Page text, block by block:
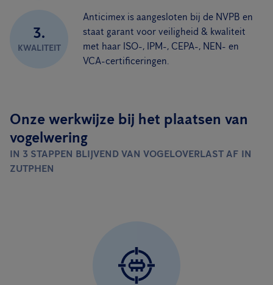
3.
KWALITEIT
Anticimex is aangesloten bij de NVPB en
staat garant voor veiligheid & kwaliteit
met haar ISO-, IPM-, CEPA-, NEN- en
VCA-certificeringen.
Onze werkwijze bij het plaatsen van
vogelwering
IN 3 STAPPEN BLIJVEND VAN VOGELOVERLAST AF IN
ZUTPHEN